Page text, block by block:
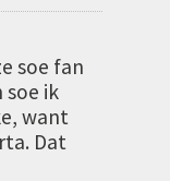
soe fan
soe ik
want
Dat